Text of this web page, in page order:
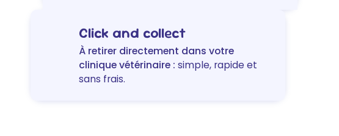
Hygiène
auriculaire
Click and collect
À retirer directement dans votre
clinique vétérinaire : simple, rapide et
sans frais.